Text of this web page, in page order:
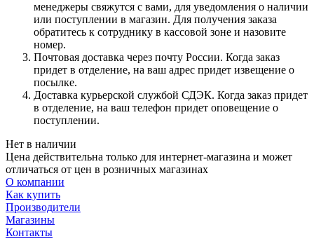
менеджеры свяжутся с вами, для уведомления о наличии
или поступлении в магазин. Для получения заказа
обратитесь к сотруднику в кассовой зоне и назовите
номер.
Почтовая доставка через почту России. Когда заказ
придет в отделение, на ваш адрес придет извещение о
посылке.
Доставка курьерской службой СДЭК. Когда заказ придет
в отделение, на ваш телефон придет оповещение о
поступлении.
Нет в наличии
Цена действительна только для интернет-магазина и может
отличаться от цен в розничных магазинах
О компании
Как купить
Производители
Магазины
Контакты